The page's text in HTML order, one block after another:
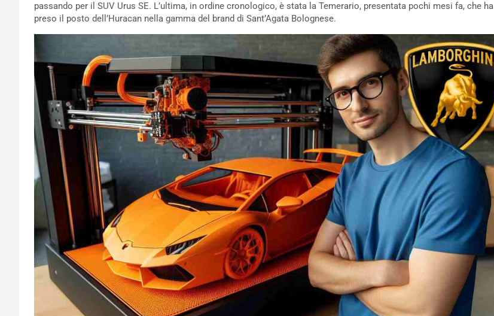
passando per il SUV Urus SE. L’ultima, in ordine cronologico, è stata la Temerario, presentata pochi mesi fa, che ha
preso il posto dell’Huracan nella gamma del brand di Sant’Agata Bolognese.